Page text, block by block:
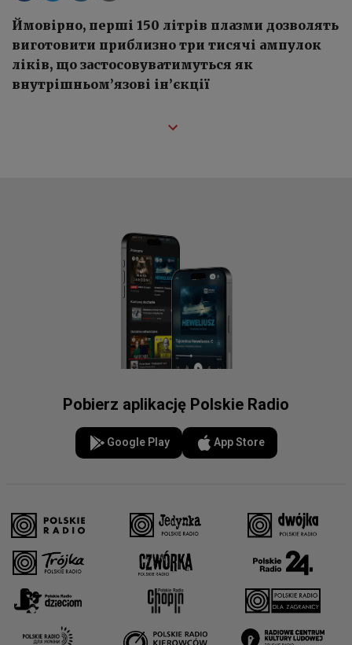
Ймовірно, перші 150 літрів плазми дозволять
виготовити приблизно три тисячі ампулок
ліків, що застосовуватимуться як
внутрішньом’язові ін’єкції
Pobierz aplikację Polskie Radio
Google Play App Store